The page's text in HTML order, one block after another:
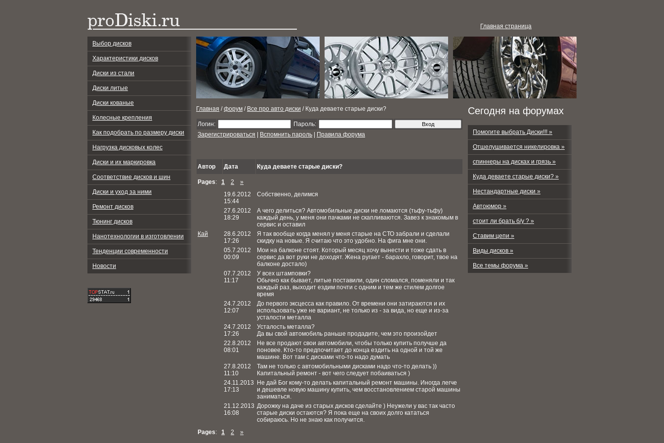
Главная страница
Выбор дисков
Характеристики дисков
Диски из стали
Диски литые
Диски кованые
Колесные крепления
Как подобрать по размеру диски
Нагрузка дисковых колес
Диски и их маркировка
Соответствие дисков и шин
Диски и уход за ними
Ремонт дисков
Тюнинг дисков
Нанотехнологии в изготовлении
Тенденции современности
Новости
Главная /форум / Все про авто диски / Куда деваете старые диски?
Логин:
Пароль:
Зарегистрироваться
Вспомнить пароль Правила форума
Автор Дата Куда деваете старые диски?
Pages: 1 2
»
19.6.2012
15:44
Собственно, делимся
27.6.2012
18:29
А чего делиться? Автомобильные диски не ломаются (тьфу-тьфу)
каждый день, у меня они пачками не скапливаются. Завез к знакомым в
сервис и оставил
Кай
28.6.2012
17:26
Я так вообще когда менял у меня старые на СТО забрали и сделали
скидку на новые. Я считаю что это удобно. На фига мне они.
05.7.2012
00:09
Мои на балконе стоят. Который месяц хочу вынести и тоже сдать в
сервис да вот руки не доходят. Жена ругает - барахло, говорит, твое на
балконе достало)
07.7.2012
11:17
У всех штамповки?
Обычно как бывает, литые поставили, один сломался, поменяли и так
каждый раз, выходит ездим почти с одним и тем же стилем долгое
время
24.7.2012
12:07
До первого эксцесса как правило. От времени они затираются и их
использовать уже не вариант, не только из - за вида, но еще и из-за
усталости металла
24.7.2012
17:26
Усталость металла?
Да вы свой автомобиль раньше продадите, чем это произойдет
22.8.2012
08:01
Не все продают свои автомобили, чтобы только купить получше да
поновее. Кто-то предпочитает до конца ездить на одной и той же
машине. Вот там с дисками что-то надо думать
27.8.2012
11:10
Там не только с автомобильными дисками надо что-то делать ))
Капитальный ремонт - вот чего следует побаиваться )
24.11.2013
17:13
Не дай Бог кому-то делать капитальный ремонт машины. Иногда легче
и дешевле новую машину купить, чем восстановлением старой машины
заниматься.
21.12.2013
16:08
Дорожку на даче из старых дисков сделайте ) Неужели у вас так часто
старые диски остаются? Я пока еще на своих долго кататься
собираюсь. Но не знаю как получится.
Pages: 1 2 »
Сегодня на форумах
Помогите выбрать Диски!!! »
Отшелушивается никелировка »
спиннеры на дисках и грязь »
Куда деваете старые диски? »
Нестандартные диски »
Автоюмор »
стоит ли брать б/у ? »
Ставим цепи »
Виды дисков »
Все темы форума »